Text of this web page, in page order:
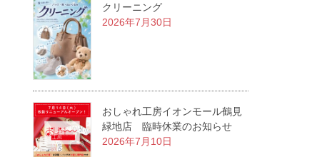
クリーニング
2026年7月30日
おしゃれ工房イオンモール鶴見
緑地店 臨時休業のお知らせ
2026年7月10日